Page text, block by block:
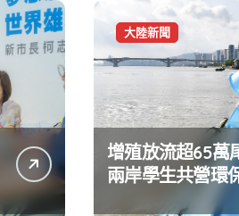
大陸新聞
增殖放流超65萬
兩岸學生共營環